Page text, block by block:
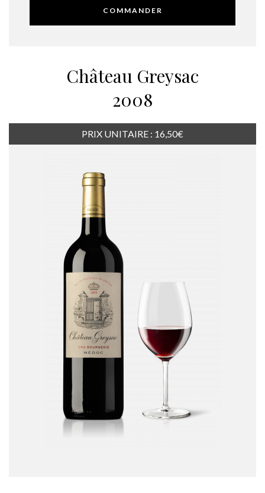
COMMANDER
Château Greysac
2008
PRIX UNITAIRE : 16,50€